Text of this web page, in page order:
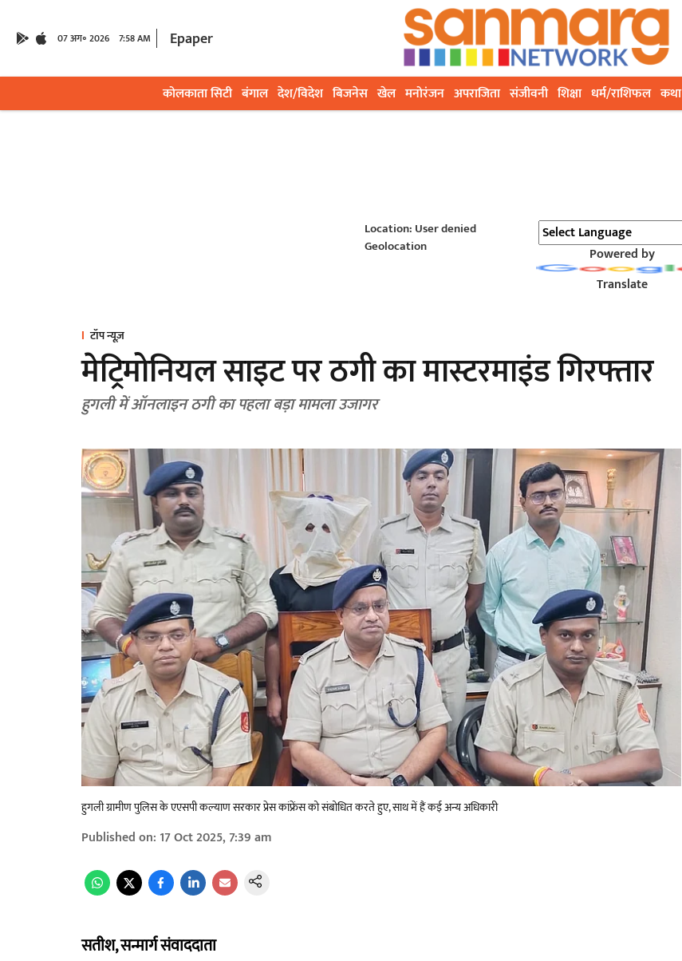
07 अग॰ 2026 7:58 AM Epaper
कोलकाता सिटी बंगाल देश/विदेश बिजनेस खेल मनोरंजन अपराजिता संजीवनी शिक्षा धर्म/राशिफल कथा
Location: User denied
Geolocation
Powered by
Translate
टॉप न्यूज़
मेट्रिमोनियल साइट पर ठगी का मास्टरमाइंड गिरफ्तार
हुगली में ऑनलाइन ठगी का पहला बड़ा मामला उजागर
हुगली ग्रामीण पुलिस के एएसपी कल्याण सरकार प्रेस कांफ्रेंस को संबोधित करते हुए, साथ में हैं कई अन्य अधिकारी
Published on: 17 Oct 2025, 7:39 am
सतीश, सन्मार्ग संवाददाता